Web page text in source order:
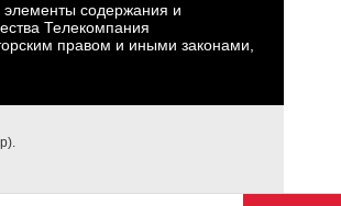
элементы содержания и
Телекомпания
правом и иными законами,